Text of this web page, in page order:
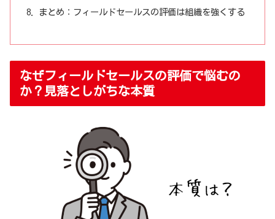
まとめ：フィールドセールスの評価は組織を強くする
なぜフィールドセールスの評価で悩むの
か？見落としがちな本質